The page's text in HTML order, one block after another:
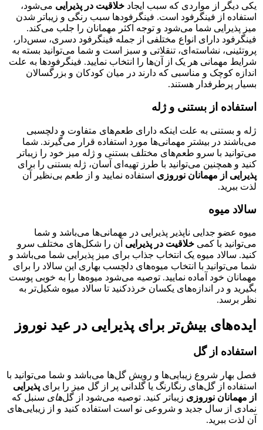
یکی دیگر از مواردی که سبب ایجاد خلاقیت در پذیرایی می‌شود،
استفاده از فینگرفود است. فینگرفود‌ها سبب رنگی و زیباتر شدن
میز پذیرایی شما می‌شود و توجه اکثر مهمانان را جلب می‌کند.
فینگرفود دارای انواع مختلفی از جمله فینگرفود دسری، سس‌دار،
پروتئینی، نشاسته‌ای، تنقلاتی و سبز است و شما می‌توانید بسته به
شرایط مهمانی هر یک از آن‌ها را انتخاب نمایید. فینگرفود‌ها به علت
اندازه کوچک و مناسبی که دارند در میان کودکان و بزرگسالان
بسیار پرطرفدار هستند.
استفاده از بستنی و ژله
ژله و بستنی به علت اینکه دارای طعم‌های متفاوت و دلچسبی
می‌باشند در بیشتر مهمانی‌ها مورد استفاده قرار می‌گیرند. شما
می‌توانید با سرو طعم‌های مختلف بستنی و ژله میز خود را زیباتر
کنید و همچنین می‌توانید با طرز تهیه‌ای آسان، ژله بستنی را برای
پذيرايی از مهمانان نوروزی استفاده نماييد و از طعم بی‌نظیر آن
لذت ببرید.
سالاد میوه
میوه عضو جدایی ناپذیر پذیرایی در مهمانی‌ها می‌باشد و شما
می‌توانید با کمی خلاقیت در پذیرایی آن را شکل‌های مختلف سرو
کنید. سالاد میوه یک انتخاب جذاب برای میز پذیرایی شما می‌باشد و
شما می‌توانید با انتخاب میوه‌های دلچسب بهاری این سالاد را برای
مهمانان خود آماده نمایید. توصیه می‌شود میوه‌ها را به خوبی پوست
بگیرید و در اندازه‌های یکسان خرذدکنید تا سالاد میوه شکیل‌تر به
نظر برسد.
ایده‌های بیش‌تر برای پذيرايی در عيد نوروز
استفاده از گل
فصل بهار شروع زیبایی‌ها و رویش گل‌ها می‌باشد و شما می‌توانید با
استفاده از گل‌های رنگارنگ یا گلدانی پر از گل میز را برای پذیرایی
از مهمانان نوروزی زیبا‌تر کنید. توصیه می‌شود از گل‌‌های سنبل که
نمادی از سال جدید و شروعی نو است استفاده کنید و از زیبایی‌های
آن لذت ببرید.